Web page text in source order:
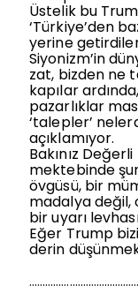
Üstelik bu
‘Türkiye’den
yerine
Siyonizm’in
zat, bizden ne
kapılar
pazarlıklar
‘talepler’
açıklamıyor.
Bakınız
mektebinde
övgüsü, bir
madalya değil,
bir uyarı
Eğer Trump
derin